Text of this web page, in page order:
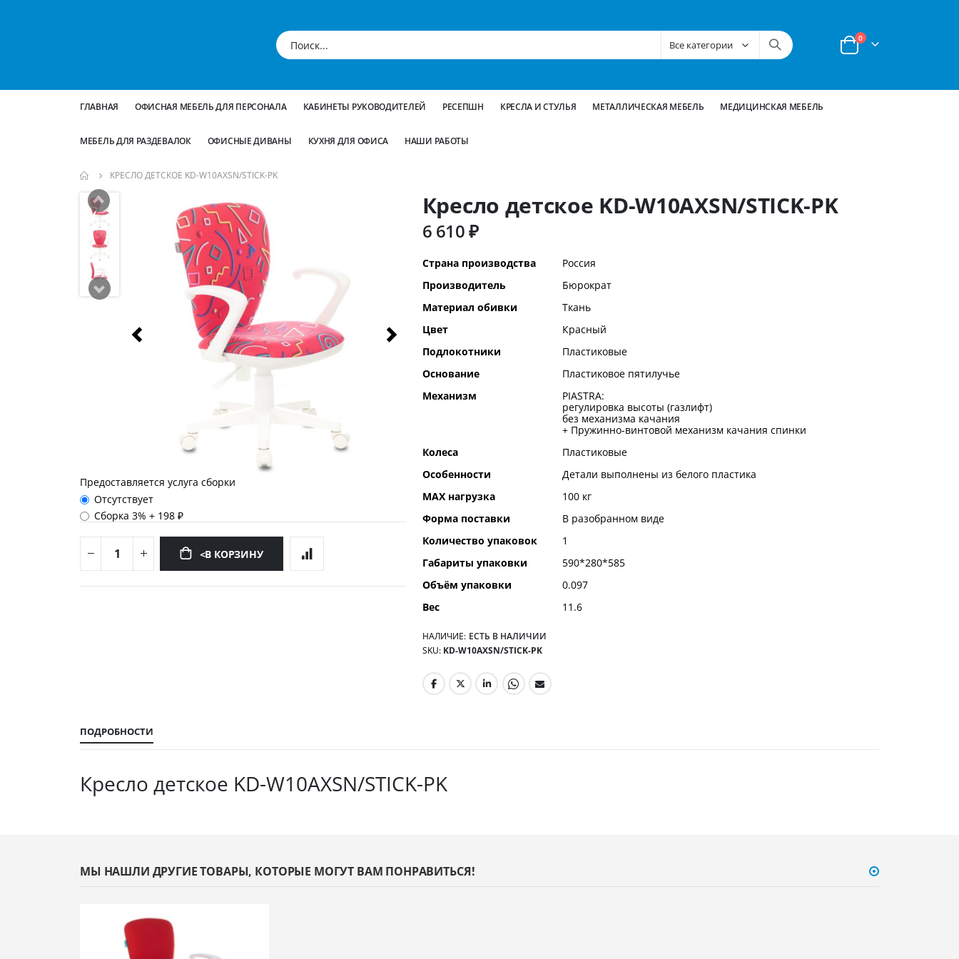
Корзина
0позиции
ГЛАВНАЯ ОФИСНАЯ МЕБЕЛЬ ДЛЯ ПЕРСОНАЛА КАБИНЕТЫ РУКОВОДИТЕЛЕЙ РЕСЕПШН КРЕСЛА И СТУЛЬЯ МЕТАЛЛИЧЕСКАЯ МЕБЕЛЬ МЕДИЦИНСКАЯ МЕБЕЛЬ
МЕБЕЛЬ ДЛЯ РАЗДЕВАЛОК ОФИСНЫЕ ДИВАНЫ КУХНЯ ДЛЯ ОФИСА НАШИ РАБОТЫ
КРЕСЛО ДЕТСКОЕ KD-W10AXSN/STICK-PK
Пропустить
перейти
галереям
изображений
Предоставляется услуга сборки
Отсутствует
Сборка 3%+ 198 ₽
<В КОРЗИНУ
Кресло детское KD-W10AXSN/STICK-PK
6 610 ₽
Дополнительная
информация
Страна производства
Россия
Производитель
Бюрократ
Материал обивки
Ткань
Цвет
Красный
Подлокотники
Пластиковые
Основание
Пластиковое пятилучье
Механизм
PIASTRA:
регулировка высоты (газлифт)
без механизма качания
+ Пружинно-винтовой механизм качания спинки
Колеса
Пластиковые
Особенности
Детали выполнены из белого пластика
MAX нагрузка
100 кг
Форма поставки
В разобранном виде
Количество упаковок
1
Габариты упаковки
590*280*585
Объём упаковки
0.097
Вес
11.6
НАЛИЧИЕ: ЕСТЬ В НАЛИЧИИ
SKU KD-W10AXSN/STICK-PK
ПОДРОБНОСТИ
Кресло детское KD-W10AXSN/STICK-PK
МЫ НАШЛИ ДРУГИЕ ТОВАРЫ, КОТОРЫЕ МОГУТ ВАМ ПОНРАВИТЬСЯ!